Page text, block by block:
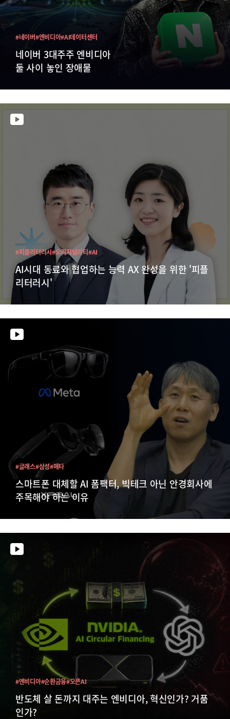
네이버 3대주주 엔비디아
둘 사이 놓인 장애물
#네이버#엔비디아#AI데이터센터
AI시대 동료와 협업하는 능력 AX 완성을 위한 '피플
리터러시'
#피플리터러시#오리지널리티#AI
스마트폰 대체할 AI 폼팩터, 빅테크 아닌 안경회사에
주목해야 하는 이유
#글래스#삼성#메타
반도체 살 돈까지 대주는 엔비디아, 혁신인가? 거품
인가?
#엔비디아#순환금융#오픈AI